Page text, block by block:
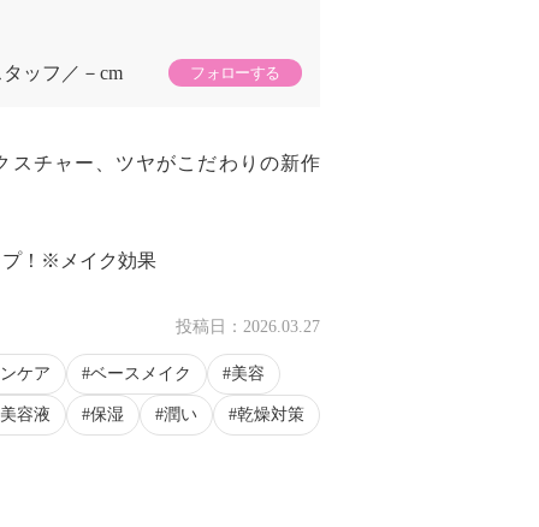
ッフ
－cm フォローする
スチャー、ツヤがこだわりの新作
プ！※メイク効果
投稿日： 2026.03.27
ケア ベースメイク 美容
容液 保湿 潤い 乾燥対策